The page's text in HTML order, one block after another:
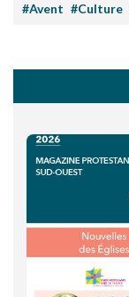
#Avent #Culture